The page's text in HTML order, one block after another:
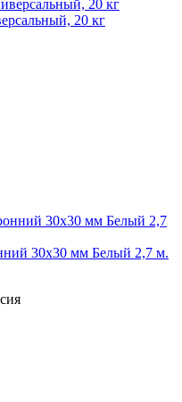
20 кг
30х30 мм Белый 2,7 м.